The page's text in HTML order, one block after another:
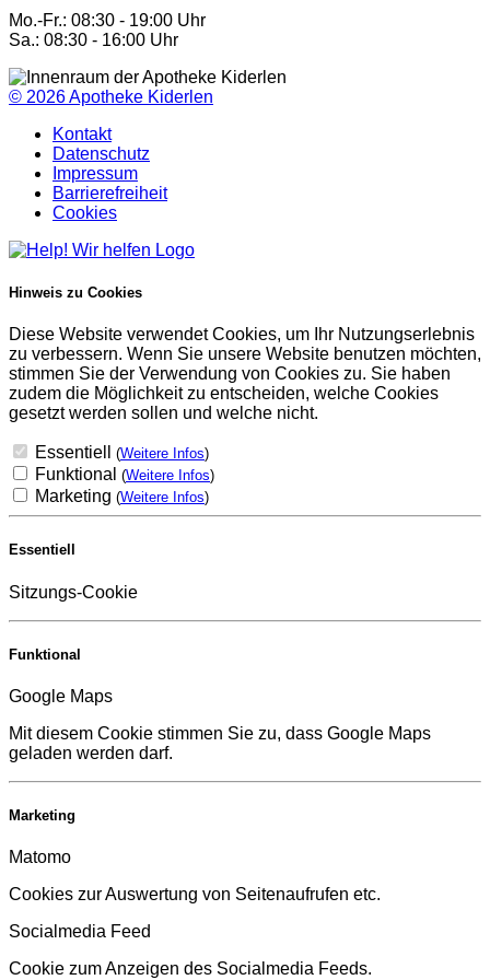
Mo.-Fr.: 08:30 - 19:00 Uhr
Sa.: 08:30 - 16:00 Uhr
© 2026Apotheke Kiderlen
Kontakt
Datenschutz
Impressum
Barrierefreiheit
Cookies
Hinweis zu Cookies
Diese Website verwendet Cookies, um Ihr Nutzungserlebnis
zu verbessern. Wenn Sie unsere Website benutzen möchten,
stimmen Sie der Verwendung von Cookies zu. Sie haben
zudem die Möglichkeit zu entscheiden, welche Cookies
gesetzt werden sollen und welche nicht.
Essentiell (Weitere Infos)
Funktional (Weitere Infos)
Marketing (Weitere Infos)
Essentiell
Sitzungs-Cookie
Funktional
Google Maps
Mit diesem Cookie stimmen Sie zu, dass Google Maps
geladen werden darf.
Marketing
Matomo
Cookies zur Auswertung von Seitenaufrufen etc.
Socialmedia Feed
Cookie zum Anzeigen des Socialmedia Feeds.